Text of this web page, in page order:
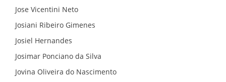
Jose Vicentini Neto
Josiani Ribeiro Gimenes
Josiel Hernandes
Josimar Ponciano da Silva
Jovina Oliveira do Nascimento